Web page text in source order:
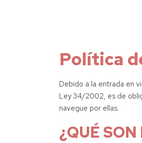
Política
Debido a la entrada en
Ley 34/2002, es de
navegue por ellas.
¿QUÉ